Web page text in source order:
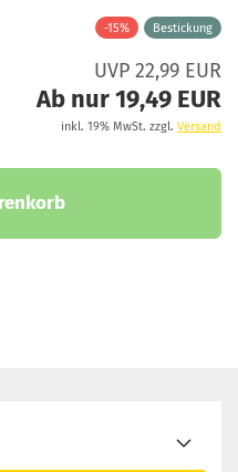
-15% Bestickung
UVP 22,99 EUR
Ab nur 19,49 EUR
inkl. 19% MwSt. zzgl. Versand